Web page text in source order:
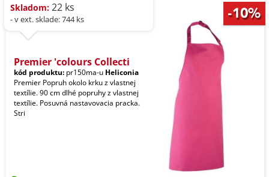
Skladom: 22 ks
- v ext. sklade: 744 ks
Premier 'colours Collecti
kód produktu: pr150ma-u Heliconia
Premier Popruh okolo krku z vlastnej
textílie. 90 cm dlhé popruhy z vlastnej
textílie. Posuvná nastavovacia pracka.
Stri